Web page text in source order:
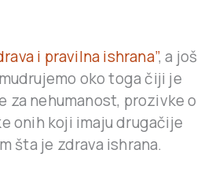
i pravilna ishrana”, a još
oko toga čiji je
za nehumanost, prozivke o
onih koji imaju drugačije
šta je zdrava ishrana.